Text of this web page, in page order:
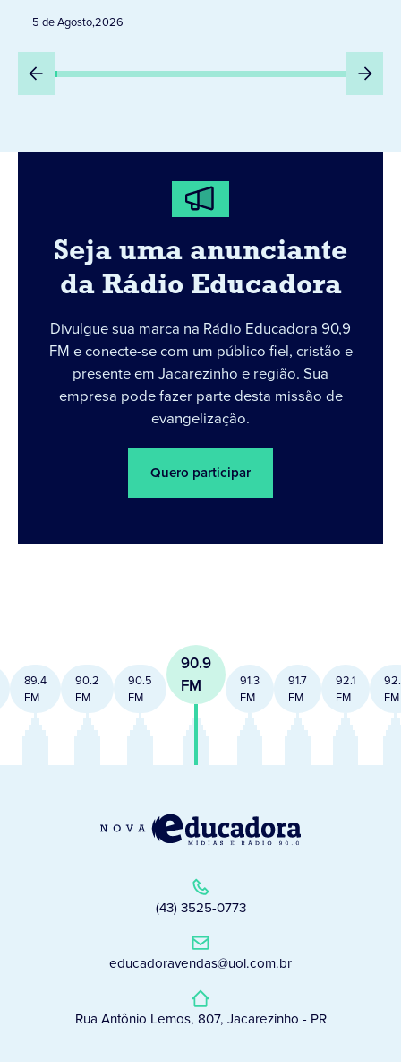
5 de Agosto,2026
Seja uma anunciante
da Rádio Educadora
Divulgue sua marca na Rádio Educadora 90,9
FM e conecte-se com um público fiel, cristão e
presente em Jacarezinho e região. Sua
empresa pode fazer parte desta missão de
evangelização.
Quero participar
89.4
FM
90.2
FM
90.5
FM
90.9
FM
91.3
FM
91.7
FM
92.1
FM
FM
(43) 3525-0773
educadoravendas@uol.com.br
Rua Antônio Lemos, 807, Jacarezinho - PR